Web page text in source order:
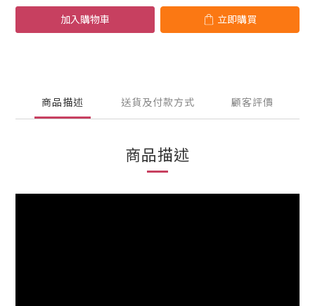
加入購物車 立即購買
商品描述 送貨及付款方式 顧客評價
商品描述